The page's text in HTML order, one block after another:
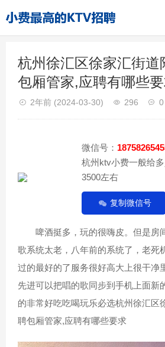
杭州徐汇区徐家汇街道
包厢管家,应聘有哪些
2年前 (2024-03-30) 296 0
微信号：
杭州ktv小费一般给
3500左右
复制微信号
啤酒挺多，玩的很嗨皮。但是房
歌系统太老，八年前的系统了，老死
过的最好的了服务很好高大上很干净
先进可以把唱的歌同步到手机上面新
的非常好吃吃喝玩乐必选杭州徐汇区
聘包厢管家,应聘有哪些要求